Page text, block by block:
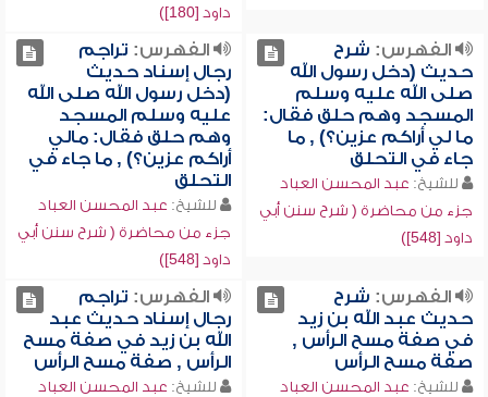
داود [180])
الفهرس: شرح
حديث (دخل رسول الله
صلى الله عليه وسلم
المسجد وهم حلق فقال:
ما لي أراكم عزين؟) , ما
جاء في التحلق
للشيخ: عبد المحسن العباد
جزء من محاضرة ( شرح سنن أبي
داود [548])
الفهرس: تراجم
رجال إسناد حديث
(دخل رسول الله صلى الله
عليه وسلم المسجد
وهم حلق فقال: مالي
أراكم عزين؟) , ما جاء في
التحلق
للشيخ: عبد المحسن العباد
جزء من محاضرة ( شرح سنن أبي
داود [548])
الفهرس: شرح
حديث عبد الله بن زيد
في صفة مسح الرأس ,
صفة مسح الرأس
للشيخ: عبد المحسن العباد
الفهرس: تراجم
رجال إسناد حديث عبد
الله بن زيد في صفة مسح
الرأس , صفة مسح الرأس
للشيخ: عبد المحسن العباد